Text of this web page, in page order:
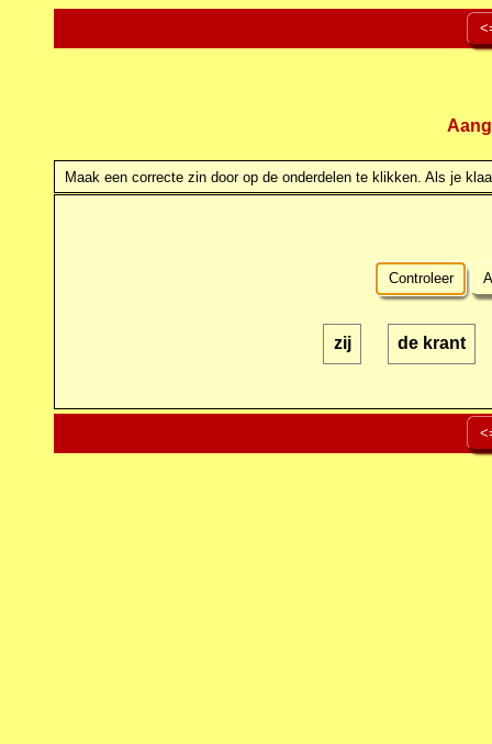
Maak een correcte zin door op de onderdelen te klikken. Als je
Controleer
zij de krant